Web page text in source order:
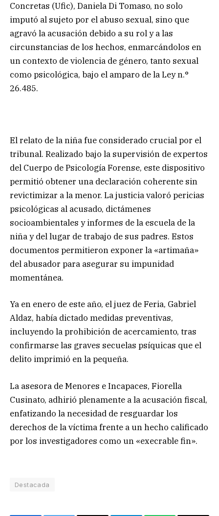
Concretas (Ufic), Daniela Di Tomaso, no solo
imputó al sujeto por el abuso sexual, sino que
agravó la acusación debido a su rol y a las
circunstancias de los hechos, enmarcándolos en
un contexto de violencia de género, tanto sexual
como psicológica, bajo el amparo de la Ley n.°
26.485.
El relato de la niña fue considerado crucial por el
tribunal. Realizado bajo la supervisión de expertos
del Cuerpo de Psicología Forense, este dispositivo
permitió obtener una declaración coherente sin
revictimizar a la menor. La justicia valoró pericias
psicológicas al acusado, dictámenes
socioambientales y informes de la escuela de la
niña y del lugar de trabajo de sus padres. Estos
documentos permitieron exponer la «artimaña»
del abusador para asegurar su impunidad
momentánea.
Ya en enero de este año, el juez de Feria, Gabriel
Aldaz, había dictado medidas preventivas,
incluyendo la prohibición de acercamiento, tras
confirmarse las graves secuelas psíquicas que el
delito imprimió en la pequeña.
La asesora de Menores e Incapaces, Fiorella
Cusinato, adhirió plenamente a la acusación fiscal,
enfatizando la necesidad de resguardar los
derechos de la víctima frente a un hecho calificado
por los investigadores como un «execrable fin».
Destacada